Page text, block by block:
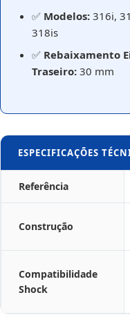
✅ Modelos: 316i,
318is
✅ Rebaixamento
Traseiro: 30 mm
ESPECIFICAÇÕES
Referência
Construção
Compatibilidade
Shock